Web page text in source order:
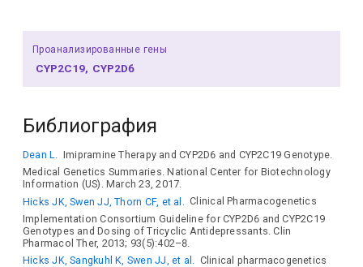
Проанализированные гены
CYP2C19 CYP2D6
Библиография
Dean L. Imipramine Therapy and CYP2D6 and CYP2C19 Genotype.
Medical Genetics Summaries. National Center for Biotechnology
Information (US). March 23, 2017.
Hicks JK, Swen JJ, Thorn CF, et al.
Clinical Pharmacogenetics
Implementation Consortium Guideline for CYP2D6 and CYP2C19
Genotypes and Dosing of Tricyclic Antidepressants. Clin
Pharmacol Ther, 2013; 93(5):402–8.
Hicks JK, Sangkuhl K, Swen JJ, et al. Clinical pharmacogenetics